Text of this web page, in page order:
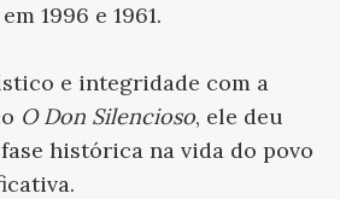
1996 e 1961.
e integridade com a
O Don Silencioso, ele deu
histórica na vida do povo